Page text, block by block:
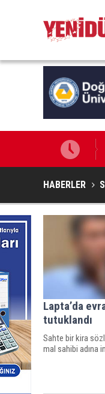
HABERLER
Lapta’da
tutuklandı
Sahte bir kira
mal sahibi adına